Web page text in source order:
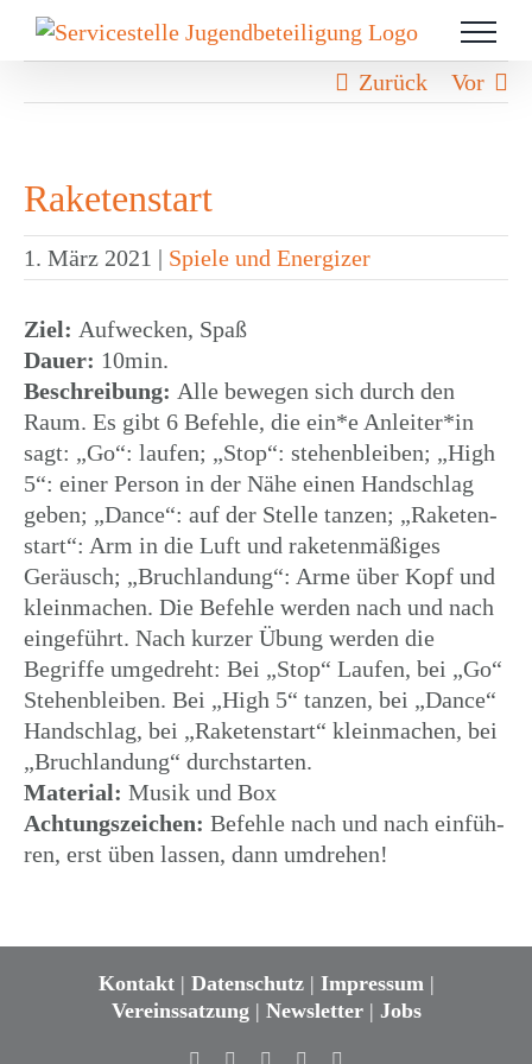
Zum
Zurück Vor
Rake­ten­start
1. März 2021 | Spiele und Energizer
Ziel: Aufwe­cken, Spaß
Dauer: 10min.
Beschrei­bung: Alle bewegen sich durch den
Raum. Es gibt 6 Befehle, die ein*e Anleiter*in
sagt: „Go“: laufen; „Stop“: stehen­blei­ben; „High
5“: einer Person in der Nähe einen Hand­schlag
geben; „Dance“: auf der Stelle tanzen; „Rake­ten­
start“: Arm in die Luft und rake­ten­mä­ßi­ges
Geräusch; „Bruch­lan­dung“: Arme über Kopf und
klein­ma­chen. Die Befehle werden nach und nach
einge­führt. Nach kurzer Übung werden die
Begriffe umge­dreht: Bei „Stop“ Laufen, bei „Go“
Stehen­blei­ben. Bei „High 5“ tanzen, bei „Dance“
Hand­schlag, bei „Rake­ten­start“ klein­ma­chen, bei
„Bruch­lan­dung“ durchstarten.
Mate­rial: Musik und Box
Achtungs­zei­chen: Befehle nach und nach einfüh­
ren, erst üben lassen, dann umdrehen!
Kontakt| Datenschutz| Impressum|
Vereinssatzung| Newsletter| Jobs
Facebook
TwitterInstagramYouTube